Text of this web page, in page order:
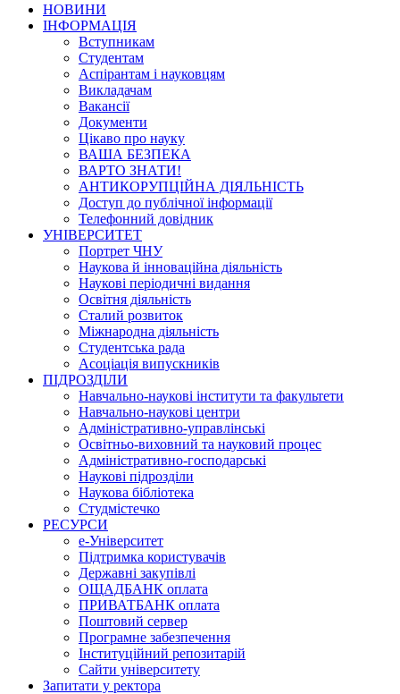
НОВИНИ
ІНФОРМАЦІЯ
Вступникам
Студентам
Аспірантам і науковцям
Викладачам
Вакансії
Документи
Цікаво про науку
ВАША БЕЗПЕКА
ВАРТО ЗНАТИ!
АНТИКОРУПЦІЙНА ДІЯЛЬНІСТЬ
Доступ до публічної інформації
Телефонний довідник
УНІВЕРСИТЕТ
Портрет ЧНУ
Наукова й інноваційна діяльність
Наукові періодичні видання
Освітня діяльність
Сталий розвиток
Міжнародна діяльність
Студентська рада
Асоціація випускників
ПІДРОЗДІЛИ
Навчально-наукові інститути та факультети
Навчально-наукові центри
Адміністративно-управлінські
Освітньо-виховний та науковий процес
Адміністративно-господарські
Наукові підрозділи
Наукова бібліотека
Студмістечко
РЕСУРСИ
е-Університет
Підтримка користувачів
Державні закупівлі
ОЩАДБАНК оплата
ПРИВАТБАНК оплата
Поштовий сервер
Програмне забезпечення
Інституційний репозитарій
Сайти університету
Запитати у ректора